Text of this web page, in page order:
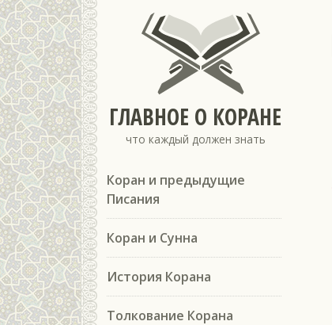
ГЛАВНОЕ О КОРАНЕ
что каждый должен знать
Коран и предыдущие
Писания
Коран и Сунна
История Корана
Толкование Корана